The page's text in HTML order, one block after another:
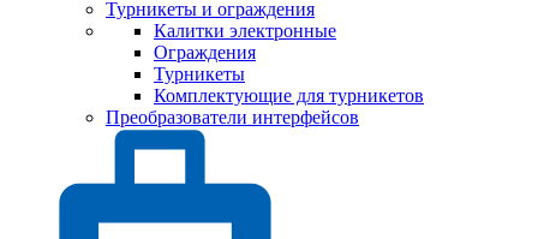
Турникеты и ограждения
Калитки электронные
Ограждения
Турникеты
Комплектующие для турникетов
Преобразователи интерфейсов